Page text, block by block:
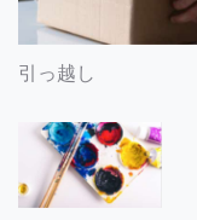
引っ越し